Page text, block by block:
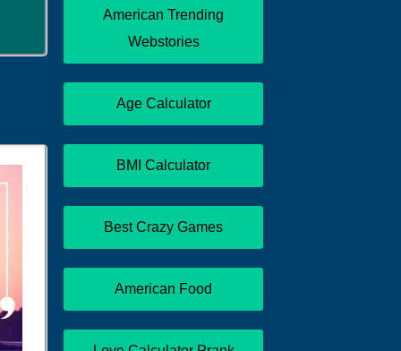
American Trending
Webstories
Age Calculator
BMI Calculator
Best Crazy Games
American Food